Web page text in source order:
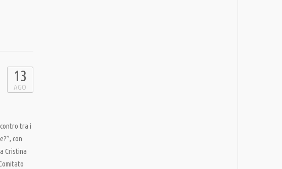
13
AGO
tra i
con
Cristina